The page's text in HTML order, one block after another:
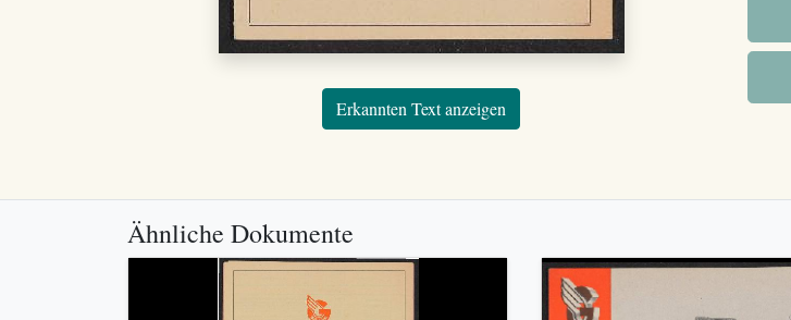
Erkannten Text anzeigen
Ähnliche Dokumente